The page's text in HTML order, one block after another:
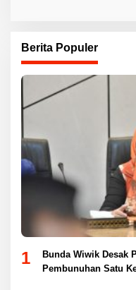
Berita Populer
1
Bunda Wiwik Desak
Pembunuhan Satu